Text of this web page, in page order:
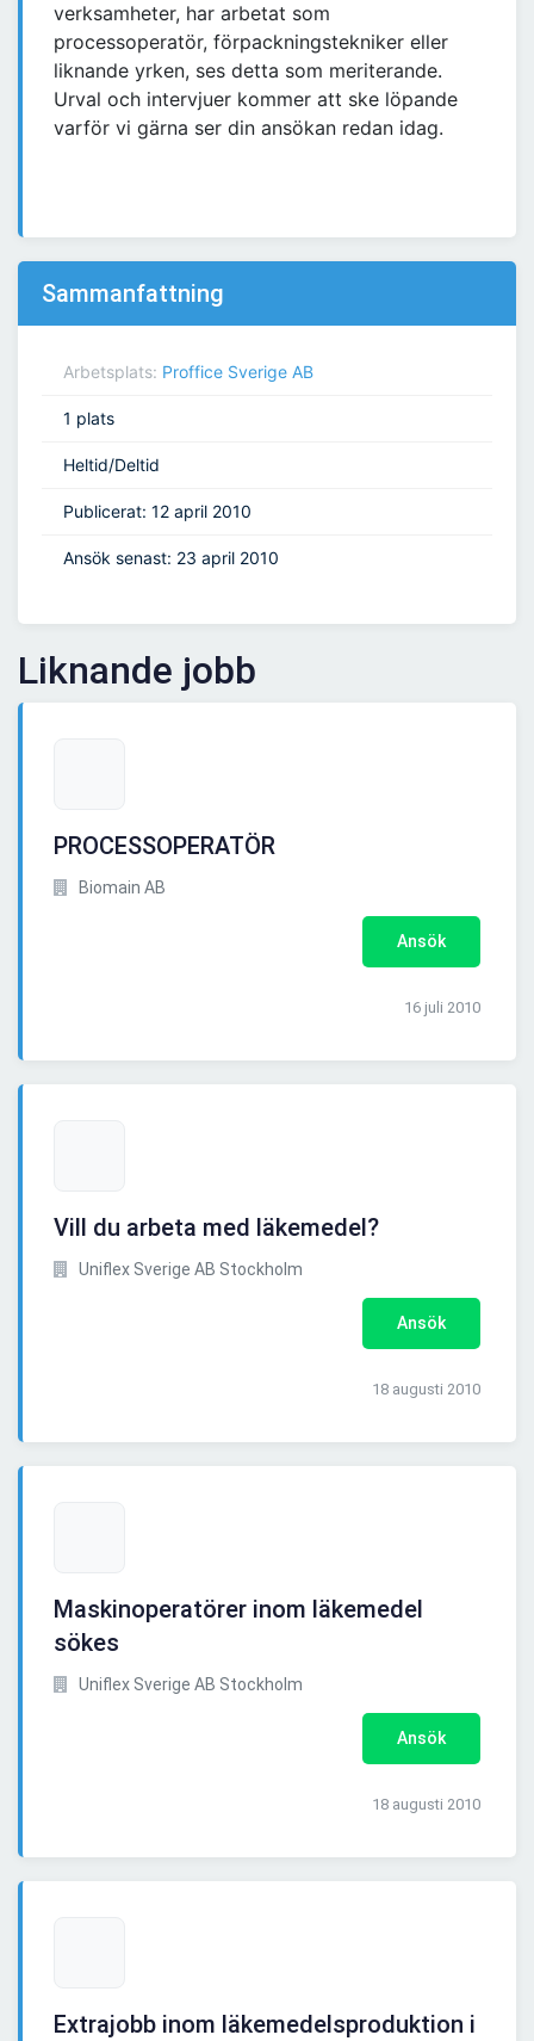
verksamheter, har arbetat som
processoperatör, förpackningstekniker eller
liknande yrken, ses detta som meriterande.
Urval och intervjuer kommer att ske löpande
varför vi gärna ser din ansökan redan idag.
Sammanfattning
Arbetsplats: Proffice Sverige AB
1 plats
Heltid/Deltid
Publicerat: 12 april 2010
Ansök senast: 23 april 2010
Liknande jobb
PROCESSOPERATÖR
Biomain AB
Ansök
16 juli 2010
Vill du arbeta med läkemedel?
Uniflex Sverige AB Stockholm
Ansök
18 augusti 2010
Maskinoperatörer inom läkemedel
sökes
Uniflex Sverige AB Stockholm
Ansök
18 augusti 2010
Extrajobb inom läkemedelsproduktion i